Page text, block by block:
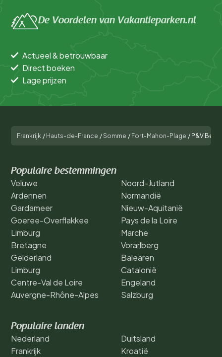
De Voordelen van Vakantieparken.nl
Actueel & betrouwbaar
Direct boeken
Lage prijzen
Frankrijk / Hauts-de-France /Somme / Fort-Mahon-Plage / P&V Belle
Populaire bestemmingen
Veluwe
Ardennen
Gardameer
Goeree-Overflakkee
Limburg
Bretagne
Gelderland
Limburg
Centre-Val de Loire
Auvergne-Rhône-Alpes
Noord-Jutland
Normandië
Nieuw-Aquitanië
Pays de la Loire
Marche
Vorarlberg
Balearen
Catalonië
Engeland
Salzburg
Populaire landen
Nederland
Frankrijk
Duitsland
Kroatië